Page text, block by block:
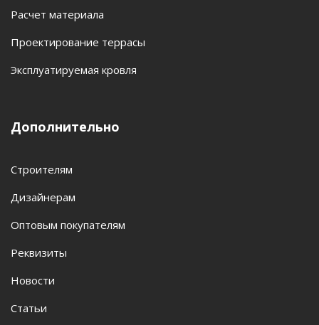
Расчет материала
Проектирование террасы
Эксплуатируемая кровля
Дополнительно
Строителям
Дизайнерам
Оптовым покупателям
Реквизиты
Новости
Статьи